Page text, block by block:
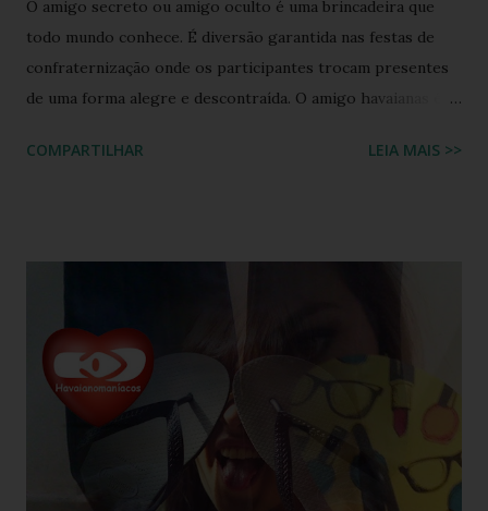
O amigo secreto ou amigo oculto é uma brincadeira que
todo mundo conhece. É diversão garantida nas festas de
confraternização onde os participantes trocam presentes
de uma forma alegre e descontraída. O amigo havaianas é
participantes trocam exclusivamente sandálias havaianas
confraternizações do trabalho, nas festas de fim de ano,
etc.. Além da diversão que a brincadeira proporciona,
também é uma excelente oportunidade de ganhar muitas
havaianas e incorporar sua coleção.
COMPARTILHAR LEIA MAIS >>